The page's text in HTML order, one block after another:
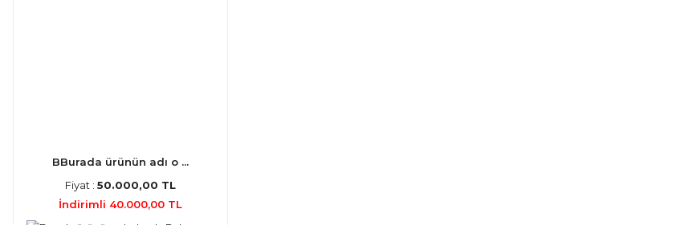
BBurada ürünün adı o ...
Fiyat : 50.000,00 TL
İndirimli 40.000,00 TL